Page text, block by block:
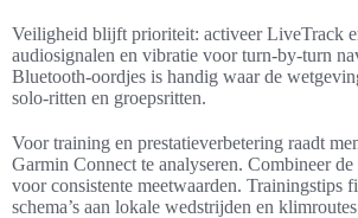
Veiligheid blijft prioriteit: activeer LiveTrack
audiosignalen en vibratie voor turn-by-turn
Bluetooth‑oordjes is handig waar de
solo‑ritten en groepsritten.
Voor training en prestatieverbetering raadt
Garmin Connect te analyseren. Combineer
voor consistente meetwaarden. Trainingstips
schema’s aan lokale wedstrijden en